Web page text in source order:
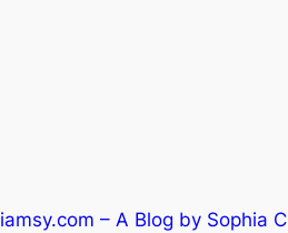
iamsy.com – A Blog by Sophia